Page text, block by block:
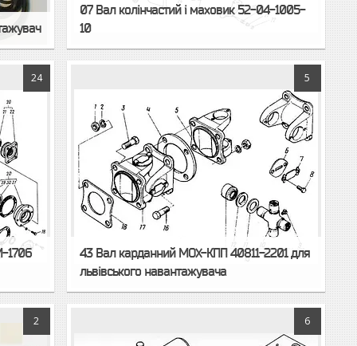
07 Вал колінчастий і маховик 52-04-1005-
10
24
1706
5
43 Вал карданний МОХ-КПП 40811-2201 для
львівського навантажувача
2 6